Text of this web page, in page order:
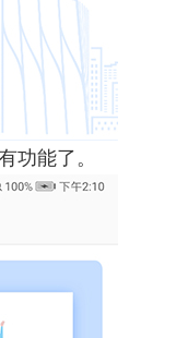
功能了。